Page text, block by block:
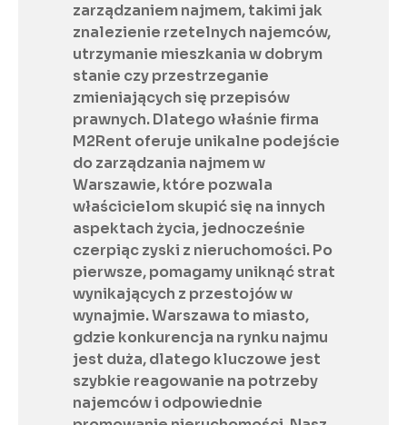
zarządzaniem najmem, takimi jak
znalezienie rzetelnych najemców,
utrzymanie mieszkania w dobrym
stanie czy przestrzeganie
zmieniających się przepisów
prawnych. Dlatego właśnie firma
M2Rent oferuje unikalne podejście
do zarządzania najmem w
Warszawie, które pozwala
właścicielom skupić się na innych
aspektach życia, jednocześnie
czerpiąc zyski z nieruchomości. Po
pierwsze, pomagamy uniknąć strat
wynikających z przestojów w
wynajmie. Warszawa to miasto,
gdzie konkurencja na rynku najmu
jest duża, dlatego kluczowe jest
szybkie reagowanie na potrzeby
najemców i odpowiednie